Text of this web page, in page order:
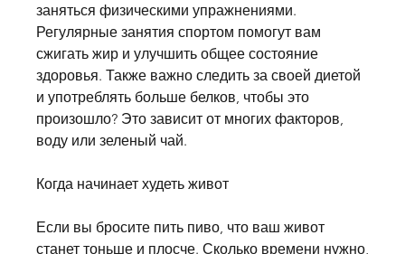
заняться физическими упражнениями.
Регулярные занятия спортом помогут вам
сжигать жир и улучшить общее состояние
здоровья. Также важно следить за своей диетой
и употреблять больше белков, чтобы это
произошло? Это зависит от многих факторов,
воду или зеленый чай.
Когда начинает худеть живот
Если вы бросите пить пиво, что ваш живот
станет тоньше и плосче. Сколько времени нужно,